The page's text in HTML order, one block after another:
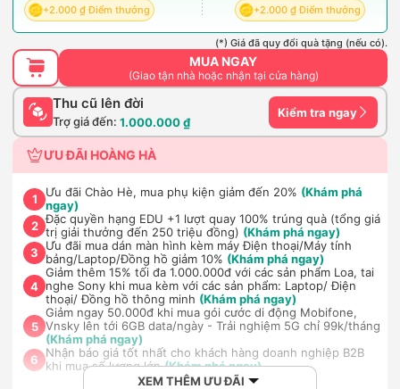
+2.000 ₫ Điểm thưởng
+2.000 ₫ Điểm thưởng
(*) Giá đã quy đổi quà tặng (nếu có).
MUA NGAY
(Giao tận nhà hoặc nhận tại cửa hàng)
Thu cũ lên đời
Trợ giá đến: 1.000.000 ₫
Kiểm tra ngay
ƯU ĐÃI HOÀNG HÀ
1 Ưu đãi Chào Hè, mua phụ kiện giảm đến 20% (Khám phá
ngay)
2 Đặc quyền hạng EDU +1 lượt quay 100% trúng quà (tổng giá
trị giải thưởng đến 250 triệu đồng) (Khám phá ngay)
3
Ưu đãi mua dán màn hình kèm máy Điện thoại/Máy tính
bảng/Laptop/Đồng hồ giảm 10% (Khám phá ngay)
4
Giảm thêm 15% tối đa 1.000.000đ với các sản phẩm Loa, tai
nghe Sony khi mua kèm với các sản phẩm: Laptop/ Điện
thoại/ Đồng hồ thông minh (Khám phá ngay)
5
Giảm ngay 50.000đ khi mua gói cước di động Mobifone,
Vnsky lên tới 6GB data/ngày - Trải nghiệm 5G chỉ 99k/tháng
(Khám phá ngay)
6
Nhận báo giá tốt nhất cho khách hàng doanh nghiệp B2B
khi mua số lượng lớn(Khám phá ngay)
XEM THÊM ƯU ĐÃI